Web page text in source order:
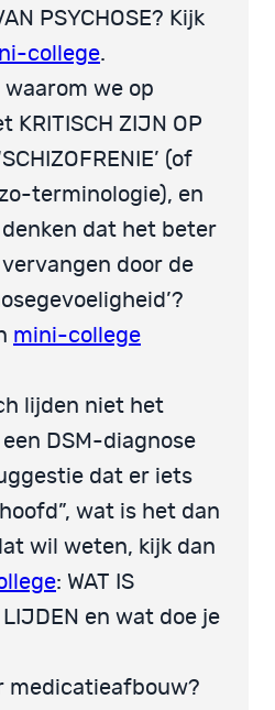
PSYCHOSE? Kijk
college.
waarom we op
KRITISCH ZIJN OP
(of
terminologie), en
dat het beter
door de
mini-college
lijden niet het
DSM-diagnose
dat er iets
wat is het dan
wil weten, kijk dan
: WAT IS
LIJDEN en wat doe je
medicatieafbouw?